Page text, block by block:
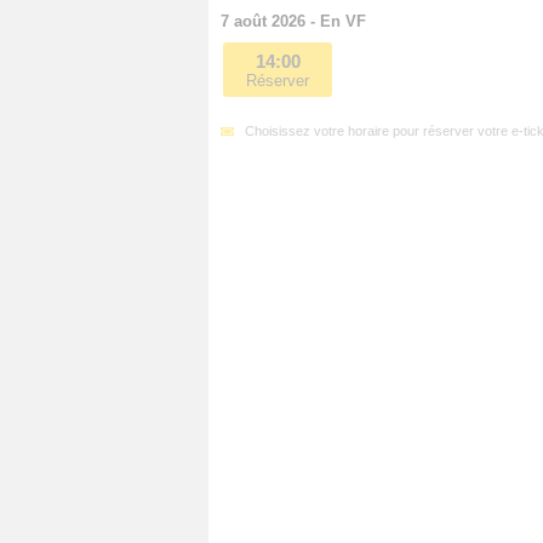
7 août 2026 - En VF
14:00
Réserver
Choisissez votre horaire pour réserver votre e-